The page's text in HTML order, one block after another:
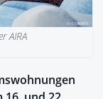
AIRA